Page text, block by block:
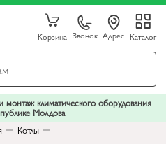
Корзина Звонок Адрес Каталог
климатического оборудования
Молдова
Котлы